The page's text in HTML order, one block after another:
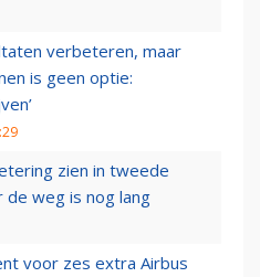
verbeteren, maar
is geen optie:
zien in tweede
de weg is nog lang
voor zes extra Airbus